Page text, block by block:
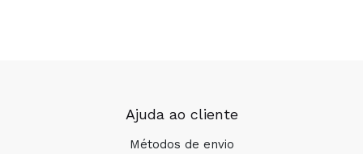
Ajuda ao cliente
Métodos de envio